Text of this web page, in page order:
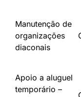
Manutenção de
organizações
diaconais
Apoio a aluguel
temporário –